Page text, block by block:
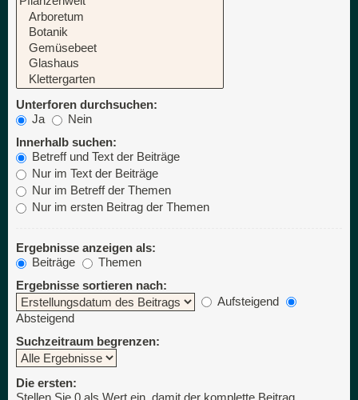
Unterforen durchsuchen:
Ja
Nein
Innerhalb suchen:
Betreff und Text der Beiträge
Nur im Text der Beiträge
Nur im Betreff der Themen
Nur im ersten Beitrag der Themen
Ergebnisse anzeigen als:
Beiträge
Themen
Ergebnisse sortieren nach:
Aufsteigend
Absteigend
Suchzeitraum begrenzen:
Die ersten: